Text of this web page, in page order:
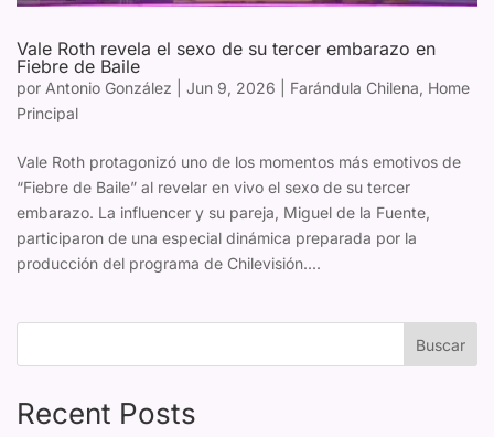
Vale Roth revela el sexo de su tercer embarazo en
Fiebre de Baile
por Antonio González Jun 9, 2026 Farándula Chilena, Home
Principal
Vale Roth protagonizó uno de los momentos más emotivos de
“Fiebre de Baile” al revelar en vivo el sexo de su tercer
embarazo. La influencer y su pareja, Miguel de la Fuente,
participaron de una especial dinámica preparada por la
producción del programa de Chilevisión....
Buscar
Recent Posts